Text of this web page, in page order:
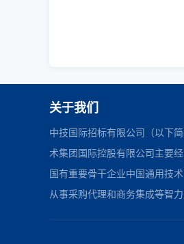
关于我们
中技国际招标有限公司（以下
术集团国际控股有限公司主要
国有重要骨干企业中国通用技
从事采购代理和商务集成等智力